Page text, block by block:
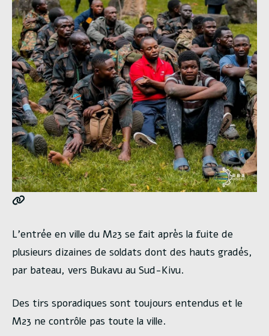
L’entrée en ville du M23 se fait après la fuite de
plusieurs dizaines de soldats dont des hauts gradés,
par bateau, vers Bukavu au Sud-Kivu.
Des tirs sporadiques sont toujours entendus et le
M23 ne contrôle pas toute la ville.